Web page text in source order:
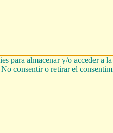
para almacenar y/o acceder
consentir o retirar el